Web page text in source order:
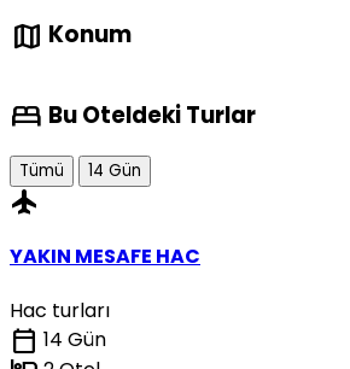
map Konum
bed Bu Oteldeki Turlar
Tümü 14 Gün
flight
YAKIN MESAFE HAC
Hac turları
calendar_today 14 Gün